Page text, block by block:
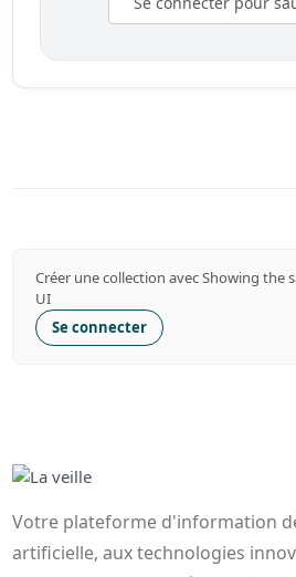
Créer une collection avec Showing the
UI
Se connecter
Votre plateforme d'information
artificielle, aux technologies